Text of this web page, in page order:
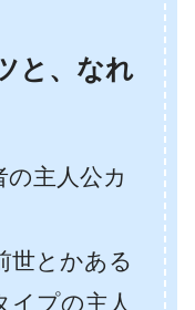
と、なれ
主人公カ
世とかある
イプの主人